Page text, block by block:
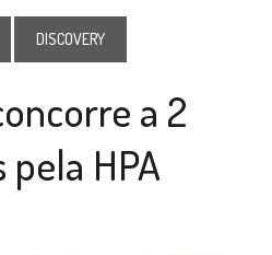
DISCOVERY
a 2
HPA